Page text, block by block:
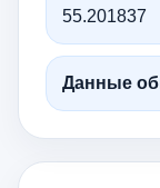
55.201837
Данные